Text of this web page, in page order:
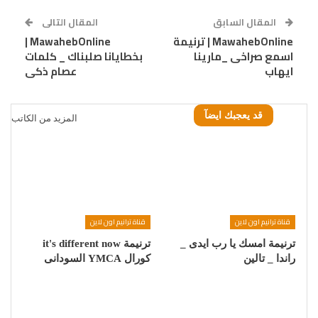
المقال السابق
MawahebOnline | ترنيمة
اسمع صراخى _مارينا
ايهاب
المقال التالى
MawahebOnline |
بخطايانا صلبناك _ كلمات
عصام ذكى
قد يعجبك ايضآ المزيد من الكاتب
قناة ترانيم اون لاين
ترنيمة امسك يا رب ايدى _
راندا _ تالين
قناة ترانيم اون لاين
ترنيمة it's different now
كورال YMCA السودانى